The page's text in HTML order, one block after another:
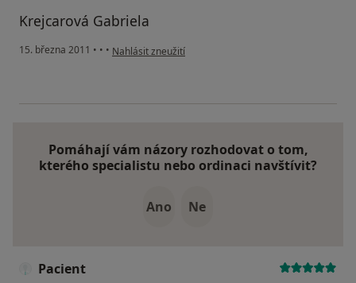
Krejcarová Gabriela
15. března 2011 • • • podle názoru uživatele Pacient
Nahlásit zneužití
Pomáhají vám názory rozhodovat o tom,
kterého specialistu nebo ordinaci navštívit?
Ano Ne
Pacient